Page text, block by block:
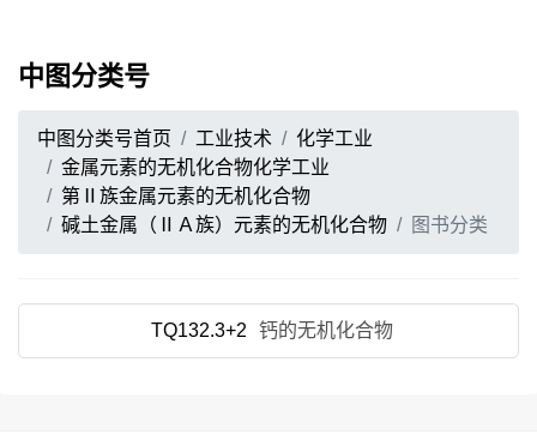
中图分类号
中图分类号首页 工业技术
化学工业
金属元素的无机化合物化学工业
第Ⅱ族金属元素的无机化合物
碱土金属（ⅡＡ族）元素的无机化合物
图书分类
TQ132.3+2 钙的无机化合物